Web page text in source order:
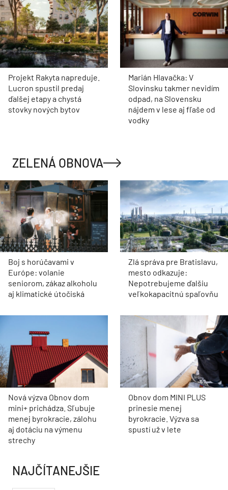
Projekt Rakyta napreduje.
Lucron spustil predaj
ďalšej etapy a chystá
stovky nových bytov
Marián Hlavačka: V
Slovinsku takmer nevidím
odpad, na Slovensku
nájdem v lese aj fľaše od
vodky
ZELENÁ OBNOVA
Boj s horúčavami v
Európe: volanie
seniorom, zákaz alkoholu
aj klimatické útočiská
Zlá správa pre Bratislavu,
mesto odkazuje:
Nepotrebujeme ďalšiu
veľkokapacitnú spaľovňu
Nová výzva Obnov dom
mini+ prichádza. Sľubuje
menej byrokracie, zálohu
aj dotáciu na výmenu
strechy
Obnov dom MINI PLUS
prinesie menej
byrokracie. Výzva sa
spustí už v lete
NAJČÍTANEJŠIE